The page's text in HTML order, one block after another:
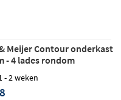
Meijer Contour onderkast
- 4 lades rondom
- 2 weken